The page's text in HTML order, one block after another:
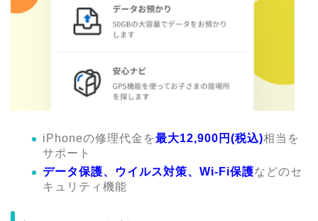
iPhoneの修理代金を最大12,900円(税込)相当を
サポート
データ保護、ウイルス対策、Wi-Fi保護などのセ
キュリティ機能